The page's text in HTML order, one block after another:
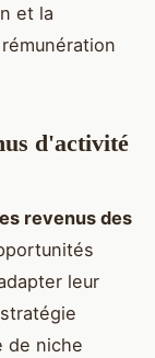
et la
d'activité
revenus des
leur
de niche